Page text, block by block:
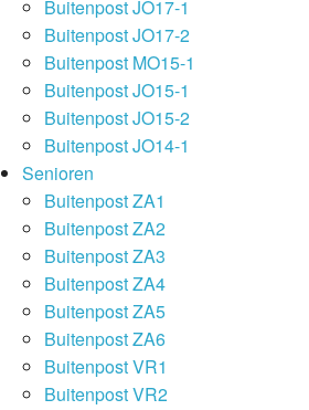
Buitenpost JO17-1
Buitenpost JO17-2
Buitenpost MO15-1
Buitenpost JO15-1
Buitenpost JO15-2
Buitenpost JO14-1
Senioren
Buitenpost ZA1
Buitenpost ZA2
Buitenpost ZA3
Buitenpost ZA4
Buitenpost ZA5
Buitenpost ZA6
Buitenpost VR1
Buitenpost VR2